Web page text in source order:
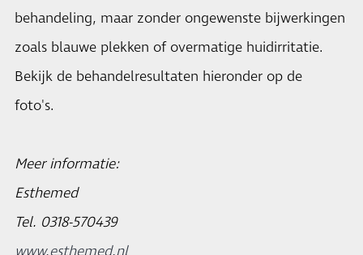
behandeling, maar zonder ongewenste bijwerkingen
zoals blauwe plekken of overmatige huidirritatie.
Bekijk de behandelresultaten hieronder op de
foto's.
Meer informatie:
Esthemed
Tel. 0318-570439